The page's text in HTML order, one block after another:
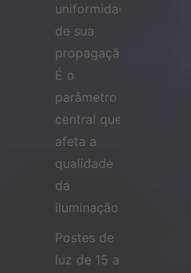
uniformidade
de sua
propagação.
É o
parâmetro
central que
afeta a
qualidade
da
iluminação.
Postes de
luz de 15 a